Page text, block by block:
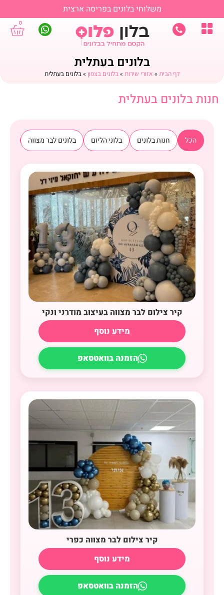
משלוחי בלונים בפריסה ארצית
0
בלונים בעתלית
דף הבית » אזורי שירות »בלונים בצפון »בלונים בעתלית
חנות בלונים בעתלית
הכל חנות בלונים בלוני הליום בלונים לבר מצווה
קיר צילום לבר מצווה בעיצוב מודרני ונקי
מידע נוסף
הזמנה בוואטסאפ
קיר צילום לבר מצווה כפרי
מידע נוסף
הזמנה בוואטסאפ